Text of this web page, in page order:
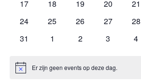
0
17
0
18
0
19
0
20
0
21
0
24
0
25
0
26
0
27
0
28
0
31
0
1
0
2
0
3
0
4
Notice Er zijn geen events op deze dag.